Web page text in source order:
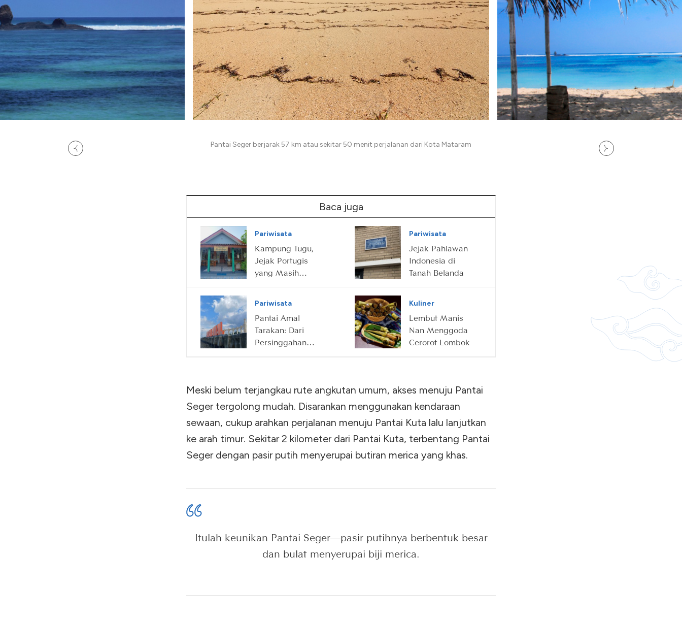
Pantai Seger berjarak 57 km atau sekitar 50 menit perjalanan dari Kota Mataram
Baca juga
Pariwisata
Kampung Tugu,
Jejak Portugis
yang Masih
Pariwisata
Jejak Pahlawan
Indonesia di
Tanah Belanda
Pariwisata
Pantai Amal
Tarakan: Dari
Persinggahan
Kuliner
Lembut Manis
Nan Menggoda
Cerorot Lombok
Meski belum terjangkau rute angkutan umum, akses menuju Pantai
Seger tergolong mudah. Disarankan menggunakan kendaraan
sewaan, cukup arahkan perjalanan menuju Pantai Kuta lalu lanjutkan
ke arah timur. Sekitar 2 kilometer dari Pantai Kuta, terbentang Pantai
Seger dengan pasir putih menyerupai butiran merica yang khas.
Itulah keunikan Pantai Seger—pasir putihnya berbentuk besar
dan bulat menyerupai biji merica.